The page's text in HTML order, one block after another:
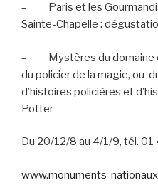
–
Paris et les
Sainte-Chapelle :
–
Mystères du domaine
du policier de la magie, ou
d’histoires policières et
Potter
Du 20/12/8 au 4/1/9, tél. 01
www.monuments-